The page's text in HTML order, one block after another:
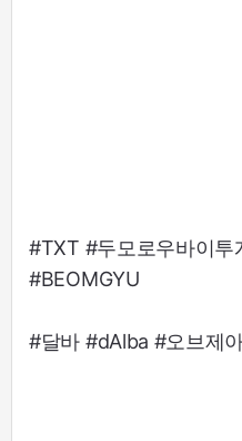
#TXT #두모로우바이투
#BEOMGYU
#달바 #dAlba #오브제